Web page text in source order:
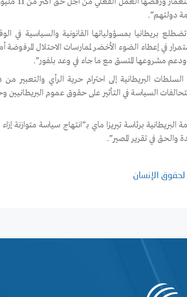
دولتهم”.
بريطانيا بمسؤولياتها القانونية والسياسية
في إعطاء الضوء الأخضر لممارسات الاحتلال المرفوضة
ودعم مشروعها المتسق مع ما جاء في وعد بلفور”.
البريطانية إلى احترام حرية الرأي والتعبير
السياسة في التأثير على حقوق عموم
برئاسة تيريزا ماي بـ”انتهاج سياسة متوازنة
والحق في تقرير المصير”.
الإنسان